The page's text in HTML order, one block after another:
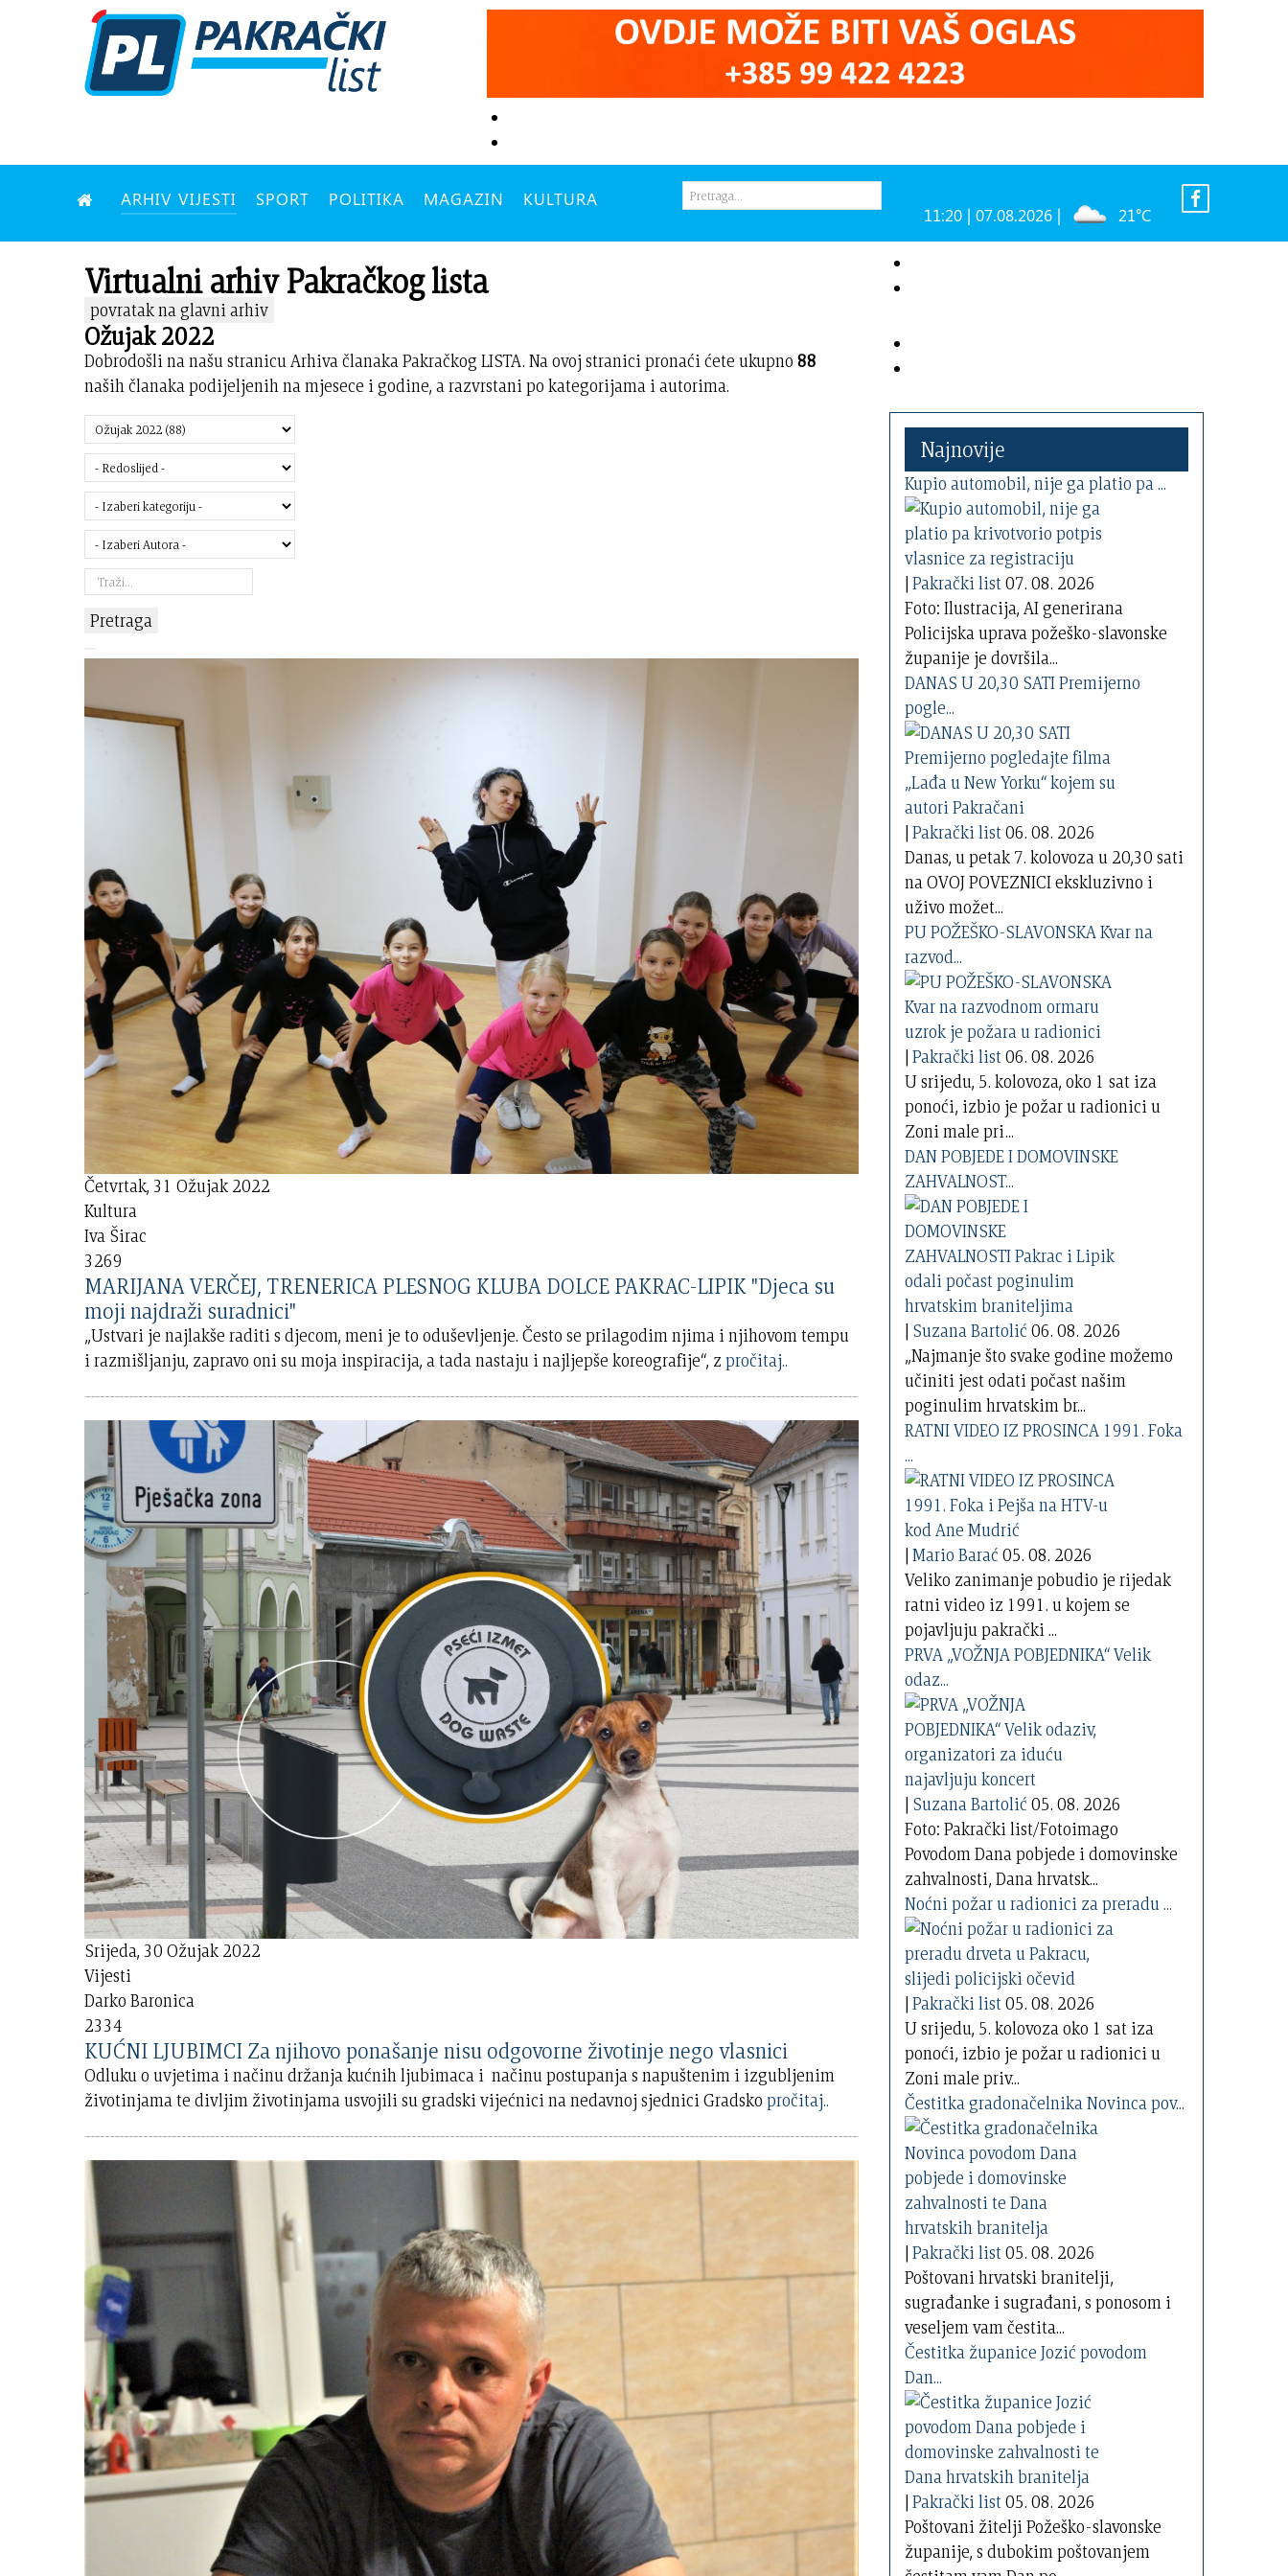
ARHIV VIJESTI SPORT POLITIKA MAGAZIN KULTURA
11:20 | 07.08.2026 | 21°C
Virtualni arhiv Pakračkog lista
povratak na glavni arhiv
Ožujak 2022
Dobrodošli na našu stranicu Arhiva članaka Pakračkog LISTA. Na ovoj stranici pronaći ćete ukupno88
naših članaka podijeljenih na mjesece i godine, a razvrstani po kategorijama i autorima.
Pretraga
Četvrtak, 31 Ožujak 2022
Kultura
Iva Širac
3269
MARIJANA VERČEJ, TRENERICA PLESNOG KLUBA DOLCE PAKRAC-LIPIK "Djeca su
moji najdraži suradnici"
„Ustvari je najlakše raditi s djecom, meni je to oduševljenje. Često se prilagodim njima i njihovom tempu
i razmišljanju, zapravo oni su moja inspiracija, a tada nastaju i najljepše koreografije“, zpročitaj..
Srijeda, 30 Ožujak 2022
Vijesti
Darko Baronica
2334
KUĆNI LJUBIMCI Za njihovo ponašanje nisu odgovorne životinje nego vlasnici
Odluku o uvjetima i načinu držanja kućnih ljubimaca i načinu postupanja s napuštenim i izgubljenim
životinjama te divljim životinjama usvojili su gradski vijećnici na nedavnoj sjednici Gradskopročitaj..
Najnovije
Kupio automobil, nije ga platio pa ...
|Pakrački list07. 08. 2026
Foto: Ilustracija, AI generirana
Policijska uprava požeško-slavonske
županije je dovršila...
DANAS U 20,30 SATI Premijerno
pogle...
|Pakrački list06. 08. 2026
Danas, u petak 7. kolovoza u 20,30 sati
na OVOJ POVEZNICI ekskluzivno i
uživo možet...
PU POŽEŠKO-SLAVONSKA Kvar na
razvod...
|Pakrački list06. 08. 2026
U srijedu, 5. kolovoza, oko 1 sat iza
ponoći, izbio je požar u radionici u
Zoni male pri...
DAN POBJEDE I DOMOVINSKE
ZAHVALNOST...
| Suzana Bartolić 06. 08. 2026
„Najmanje što svake godine možemo
učiniti jest odati počast našim
poginulim hrvatskim br...
RATNI VIDEO IZ PROSINCA 1991. Foka
...
|Mario Barać 05. 08. 2026
Veliko zanimanje pobudio je rijedak
ratni video iz 1991. u kojem se
pojavljuju pakrački ...
PRVA „VOŽNJA POBJEDNIKA“ Velik
odaz...
| Suzana Bartolić 05. 08. 2026
Foto: Pakrački list/Fotoimago
Povodom Dana pobjede i domovinske
zahvalnosti, Dana hrvatsk...
Noćni požar u radionici za preradu ...
|Pakrački list05. 08. 2026
U srijedu, 5. kolovoza oko 1 sat iza
ponoći, izbio je požar u radionici u
Zoni male priv...
Čestitka gradonačelnika Novinca pov...
|Pakrački list05. 08. 2026
Poštovani hrvatski branitelji,
sugrađanke i sugrađani, s ponosom i
veseljem vam čestita...
Čestitka županice Jozić povodom
Dan...
|Pakrački list05. 08. 2026
Poštovani žitelji Požeško-slavonske
županije, s dubokim poštovanjem